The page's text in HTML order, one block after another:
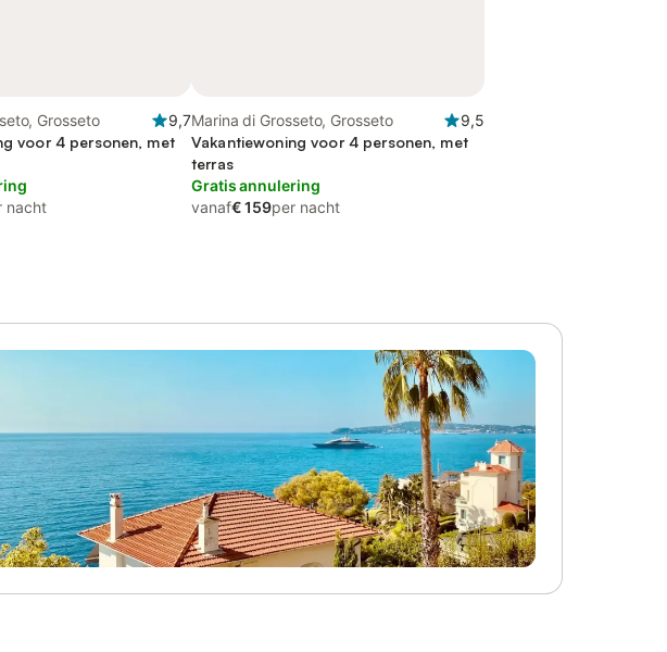
Grosseto
9,7
voor 4 personen, met
nacht
Marina di Grosseto, Grosseto
9,5
Vakantiewoning voor 4 personen, met
terras
Gratis annulering
vanaf€ 159per nacht